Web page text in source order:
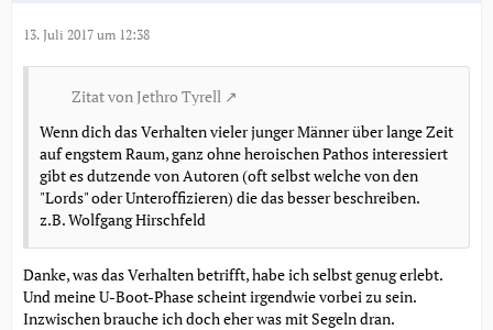
13. Juli 2017 um 12:38
Zitat von Jethro Tyrell
Wenn dich das Verhalten vieler junger Männer über lange Zeit
auf engstem Raum, ganz ohne heroischen Pathos interessiert
gibt es dutzende von Autoren (oft selbst welche von den
"Lords" oder Unteroffizieren) die das besser beschreiben.
z.B. Wolfgang Hirschfeld
Danke, was das Verhalten betrifft, habe ich selbst genug erlebt.
Und meine U-Boot-Phase scheint irgendwie vorbei zu sein.
Inzwischen brauche ich doch eher was mit Segeln dran.